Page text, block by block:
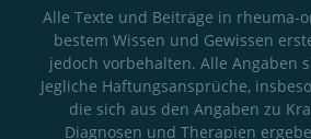
Alle Texte und Beiträge in rheuma-
bestem Wissen und Gewissen
jedoch vorbehalten. Alle Angaben
Jegliche Haftungsansprüche,
die sich aus den Angaben zu
Diagnosen und Therapien